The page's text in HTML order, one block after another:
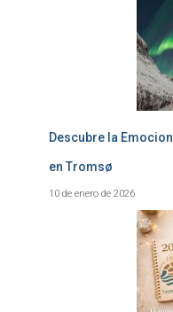
Descubre la
en Tromsø
10 de enero de 2026